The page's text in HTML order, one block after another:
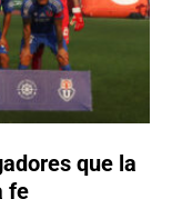
que la
fe